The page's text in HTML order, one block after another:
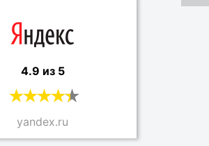
4.9 из 5
yandex.ru